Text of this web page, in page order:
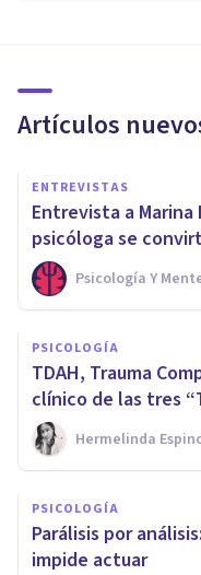
Artículos
ENTREVISTAS
Entrevista a
psicóloga se
Psicología Y
PSICOLOGÍA
TDAH, Trauma
clínico de las tres
Hermelinda
PSICOLOGÍA
Parálisis por
impide actuar